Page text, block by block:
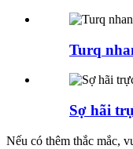
Turq
Sợ hãi
Nếu có thêm thắc mắc,